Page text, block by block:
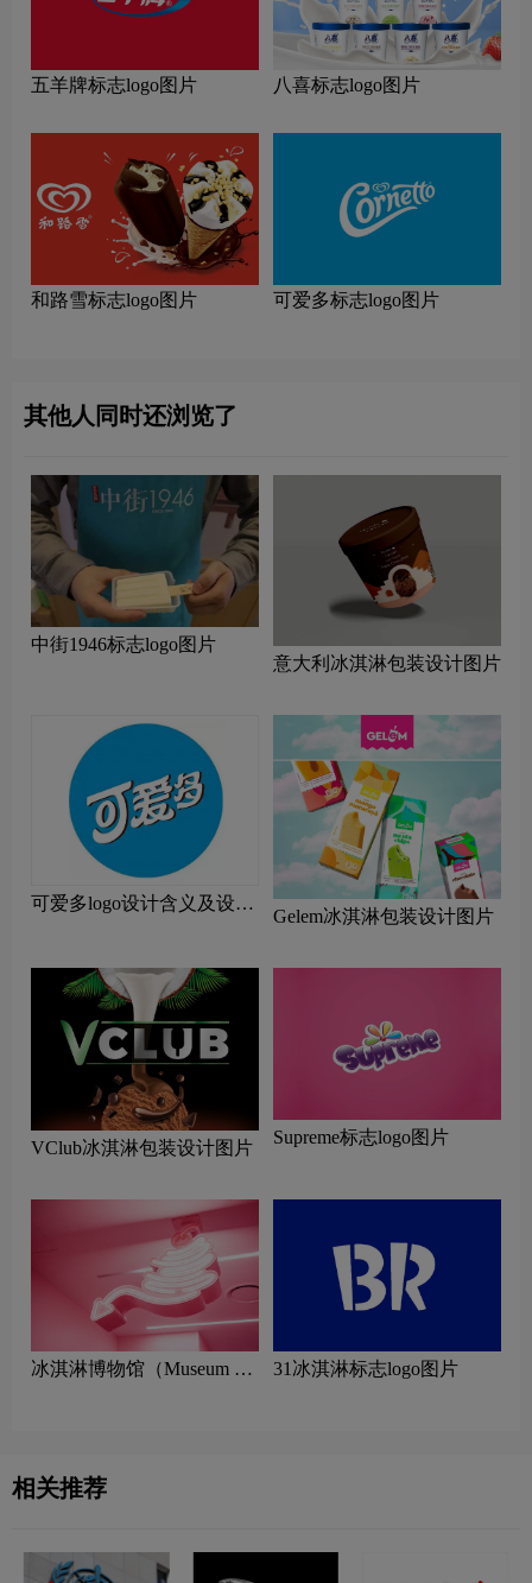
五羊牌标志logo图片 八喜标志logo图片
和路雪标志logo图片 可爱多标志logo图片
其他人同时还浏览了
中街1946标志logo图片
意大利冰淇淋包装设计图片
可爱多logo设计含义及设计
Gelem冰淇淋包装设计图片
VClub冰淇淋包装设计图片
Supreme标志logo图片
冰淇淋博物馆（Museum of
31冰淇淋标志logo图片
相关推荐